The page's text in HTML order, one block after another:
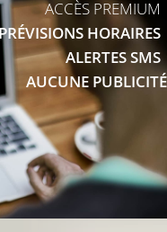
ACCÈS PREMIUM
PRÉVISIONS HORAIRES
ALERTES SMS
AUCUNE PUBLICITÉ